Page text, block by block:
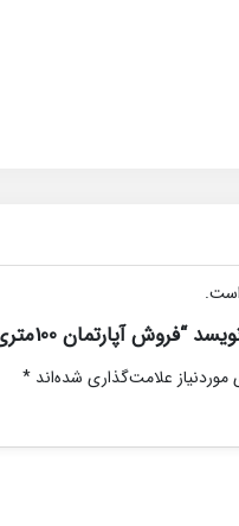
100متری خیابان ششم بهمن”
علامت‌گذاری شده‌اند *